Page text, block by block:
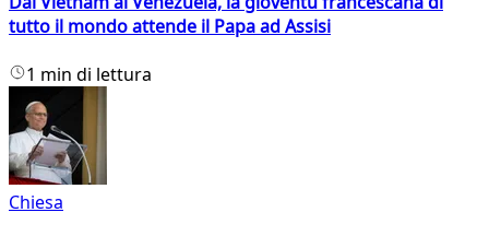
tutto il mondo attende il Papa ad Assisi
1 min di lettura
Chiesa